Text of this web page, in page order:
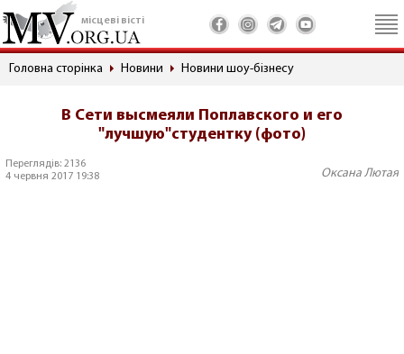
місцеві вісті
Головна сторінка Новини Новини шоу-бізнесу
В Сети высмеяли Поплавского и его
"лучшую"студентку (фото)
Переглядів: 2136
4 червня 2017 19:38
Оксана Лютая